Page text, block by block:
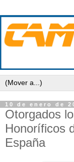
10 de enero de
Otorgados
Honoríficos
España